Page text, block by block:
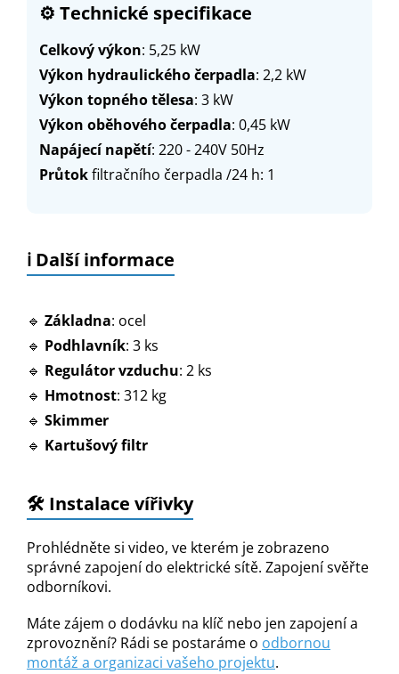
⚙️ Technické specifikace
Celkový výkon: 5,25 kW
Výkon hydraulického čerpadla: 2,2 kW
Výkon topného tělesa: 3 kW
Výkon oběhového čerpadla: 0,45 kW
Napájecí napětí: 220 - 240V 50Hz
Průtokfiltračního čerpadla /24 h: 1
ℹ️ Další informace
🔹 Základna: ocel
🔹 Podhlavník: 3 ks
🔹 Regulátor vzduchu: 2 ks
🔹 Hmotnost: 312 kg
🔹 Skimmer
🔹 Kartušový filtr
🛠️ Instalace vířivky
Prohlédněte si video, ve kterém je zobrazeno
správné zapojení do elektrické sítě. Zapojení svěřte
odborníkovi.
Máte zájem o dodávku na klíč nebo jen zapojení a
zprovoznění? Rádi se postaráme o odbornou
montáž a organizaci vašeho projektu.